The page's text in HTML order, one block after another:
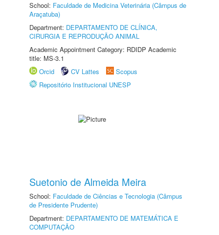
School: Faculdade de Medicina Veterinária (Câmpus de
Araçatuba)
Department: DEPARTAMENTO DE CLÍNICA,
CIRURGIA E REPRODUÇÃO ANIMAL
Academic Appointment Category: RDIDP Academic
title: MS-3.1
Orcid
CV Lattes
Scopus
Repositório Institucional UNESP
Suetonio de Almeida Meira
School: Faculdade de Ciências e Tecnologia (Câmpus
de Presidente Prudente)
Department: DEPARTAMENTO DE MATEMÁTICA E
COMPUTAÇÃO